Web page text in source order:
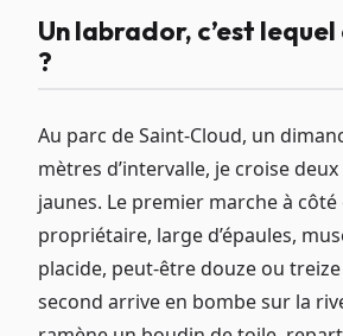
Un labrador, c’est
?
Au parc de Saint-Cloud, un
mètres d’intervalle, je croise
jaunes. Le premier marche à côté
propriétaire, large d’épaules,
placide, peut-être douze ou
second arrive en bombe sur la